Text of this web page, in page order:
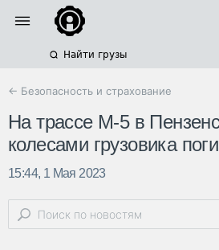
Найти грузы
← Безопасность и страхование
На трассе М-5 в
колесами грузовика
15:44, 1 Мая 2023